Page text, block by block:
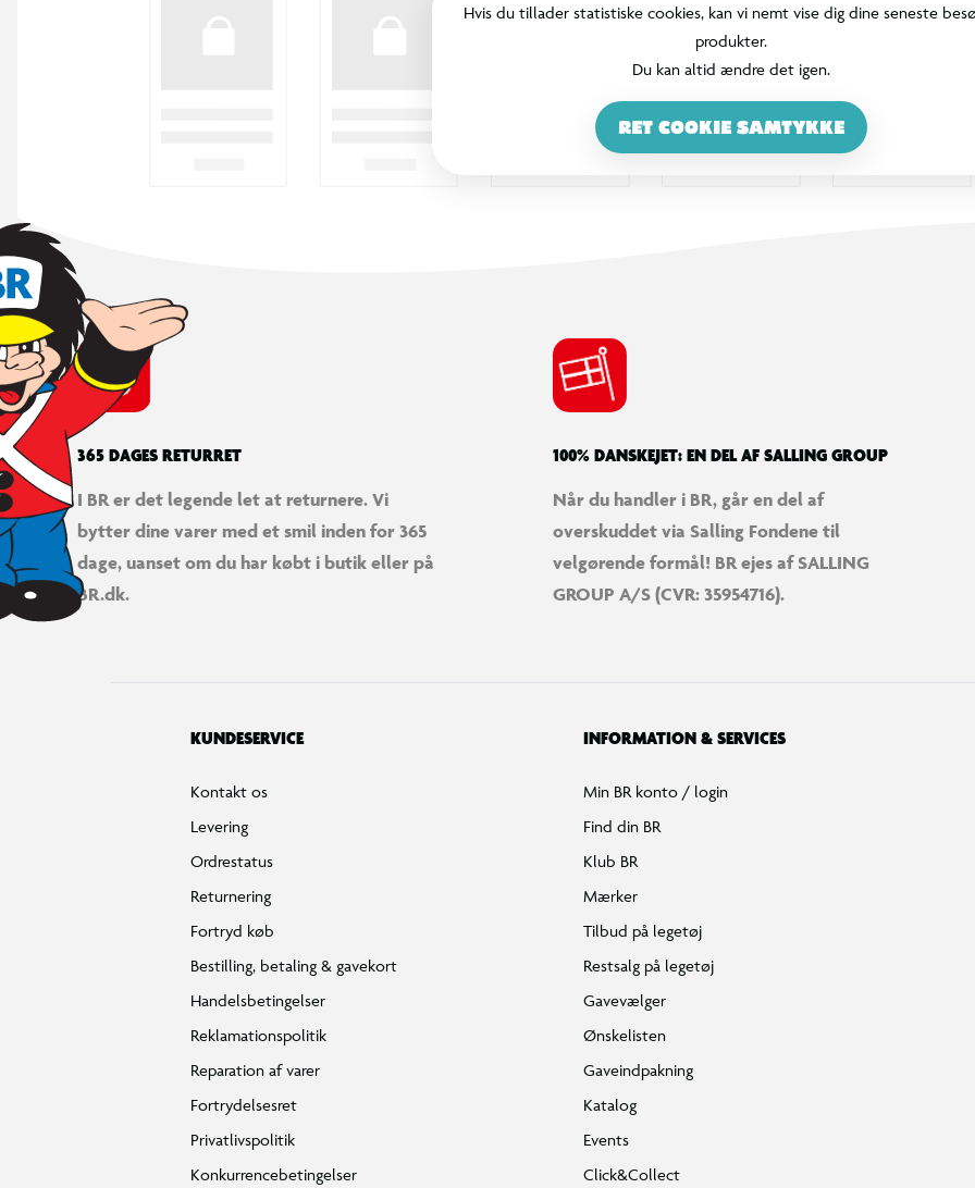
Hvis du tillader statistiske cookies, kan vi nemt vise dig dine seneste
produkter.
Du kan altid ændre det igen.
RET COOKIE SAMTYKKE
365 DAGES RETURRET
I BR er det legende let at returnere. Vi
bytter dine varer med et smil inden for 365
dage, uanset om du har købt i butik eller på
BR.dk.
100% DANSKEJET: EN DEL AF SALLING GROUP
Når du handler i BR, går en del af
overskuddet via Salling Fondene til
velgørende formål! BR ejes af SALLING
GROUP A/S (CVR: 35954716).
KUNDESERVICE
Kontakt os
Levering
Ordrestatus
Returnering
Fortryd køb
Bestilling, betaling & gavekort
Handelsbetingelser
Reklamationspolitik
Reparation af varer
Fortrydelsesret
Privatlivspolitik
Konkurrencebetingelser
INFORMATION & SERVICES
Min BR konto / login
Find din BR
Klub BR
Mærker
Tilbud på legetøj
Restsalg på legetøj
Gavevælger
Ønskelisten
Gaveindpakning
Katalog
Events
Click&Collect